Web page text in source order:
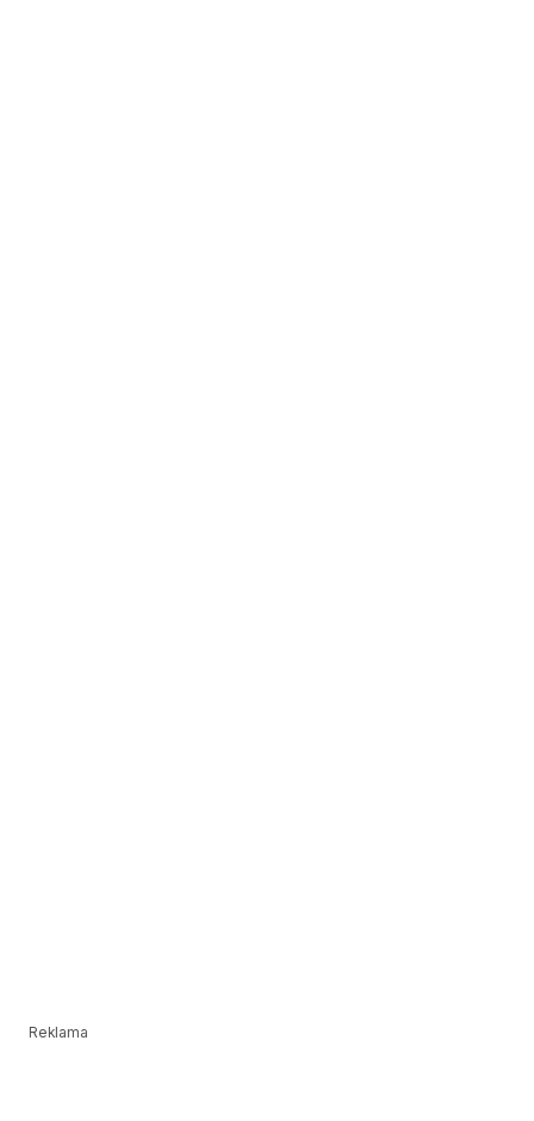
Reklama